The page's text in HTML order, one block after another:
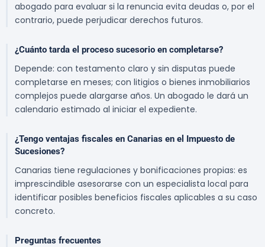
abogado para evaluar si la renuncia evita deudas o, por el
contrario, puede perjudicar derechos futuros.
¿Cuánto tarda el proceso sucesorio en completarse?
Depende: con testamento claro y sin disputas puede
completarse en meses; con litigios o bienes inmobiliarios
complejos puede alargarse años. Un abogado le dará un
calendario estimado al iniciar el expediente.
¿Tengo ventajas fiscales en Canarias en el Impuesto de
Sucesiones?
Canarias tiene regulaciones y bonificaciones propias: es
imprescindible asesorarse con un especialista local para
identificar posibles beneficios fiscales aplicables a su caso
concreto.
Preguntas frecuentes